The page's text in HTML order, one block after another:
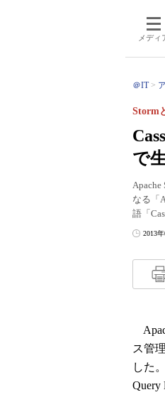
メディ
＠IT
で
Storm
なる「
語「
2013
ス管
した
Query